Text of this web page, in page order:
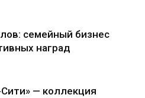
семейный бизнес
наград
— коллекция